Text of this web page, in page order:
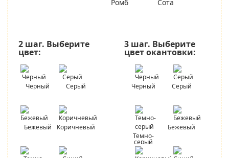
Ромб Сота
2 шаг. Выберите
цвет:
Черный Серый
Бежевый Коричневый
3 шаг. Выберите
цвет окантовки:
Черный Серый
Темно-
серый
Бежевый